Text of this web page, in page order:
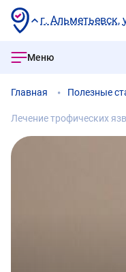
г. Альметьевск,
Меню
Главная Полезные
Лечение трофических язв